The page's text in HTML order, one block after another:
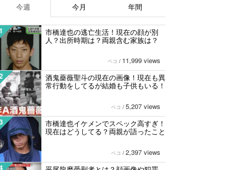
今週 今月 年間
市橋達也の逃亡生活！現在の顔が別
人？出所時期は？両親含む家族は？
ペコ / 11,999 views
酒鬼薔薇聖斗の現在の画像！現在も異
常行動をしてるが結婚も子供もいる！
ペコ / 5,207 views
市橋達也イケメンでスペック高すぎ！
現在はどうしてる？両親が語ったこと
ペコ / 2,397 views